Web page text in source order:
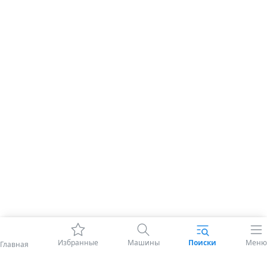
Главная Избранные Машины Поиски Меню